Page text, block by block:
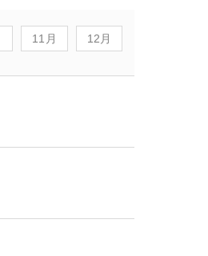
11月 12月